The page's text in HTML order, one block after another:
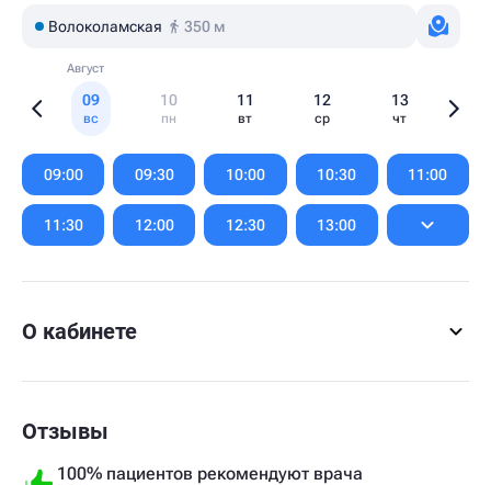
Волоколамская 350 м
Август
09
вс
10
пн
11
вт
12
ср
13
чт
of
09:00 09:30 10:00 10:30 11:00
11:30 12:00 12:30 13:00
О кабинете
Отзывы
100% пациентов рекомендуют врача